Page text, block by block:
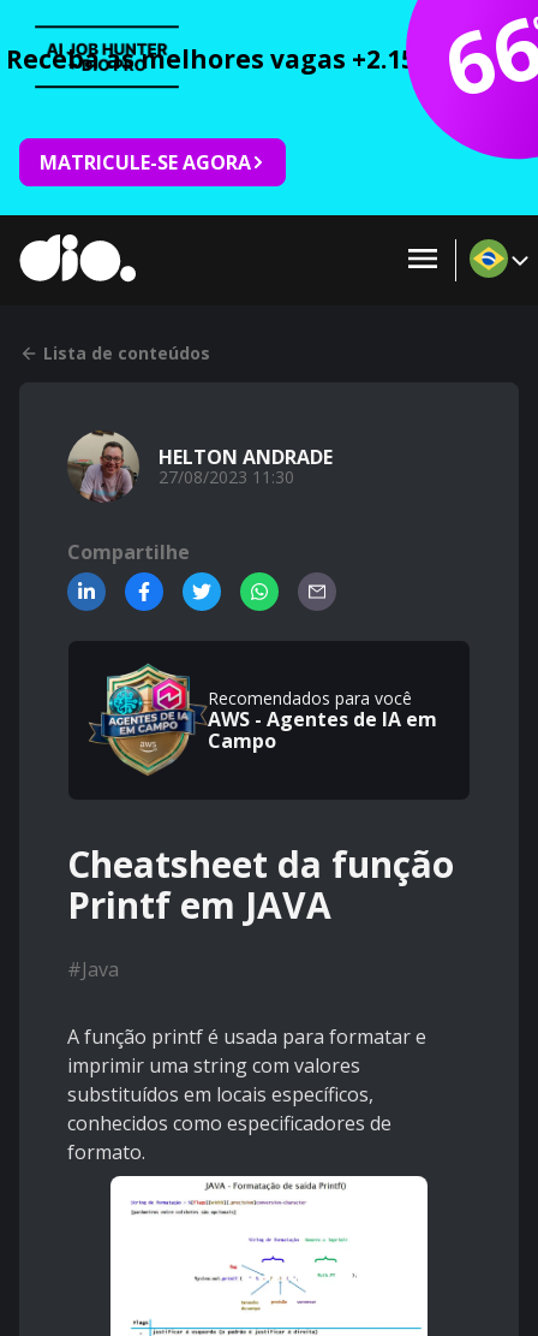
Receba as melhores vagas +2.150 cursos
MATRICULE-SE AGORA
Lista de conteúdos
HELTON ANDRADE
27/08/2023 11:30
Compartilhe
Recomendados para você
AWS - Agentes de IA em
Campo
Cheatsheet da função
Printf em JAVA
#Java
A função printf é usada para formatar e
imprimir uma string com valores
substituídos em locais específicos,
conhecidos como especificadores de
formato.